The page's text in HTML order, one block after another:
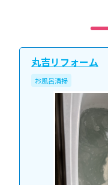
丸吉リフォーム
お風呂清掃